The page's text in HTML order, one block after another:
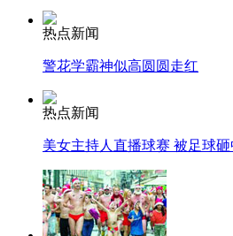
纽约上演“枕头大战”
司机酒驾遇交警 急速倒车逃窜
热点新闻
警花学霸神似高圆圆走红
热点新闻
美女主持人直播球赛 被足球